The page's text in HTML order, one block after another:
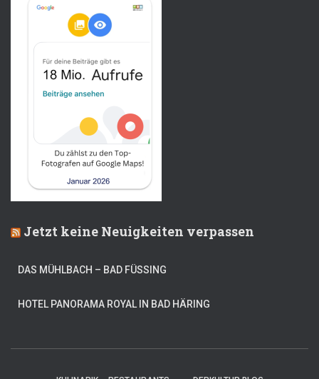
Jetzt keine Neuigkeiten verpassen
DAS MÜHLBACH – BAD FÜSSING
HOTEL PANORAMA ROYAL IN BAD HÄRING